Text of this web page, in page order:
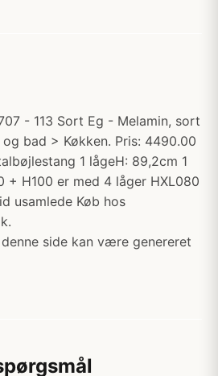
- 113 Sort Eg - Melamin, sort
bad > Køkken. Pris: 4490.00
1 lågeH: 89,2cm 1
+ H100 er med 4 låger HXL080
usamlede Køb hos
side kan være genereret